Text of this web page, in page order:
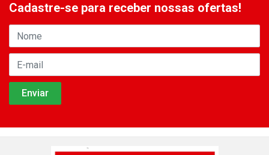
Cadastre-se para receber nossas ofertas!